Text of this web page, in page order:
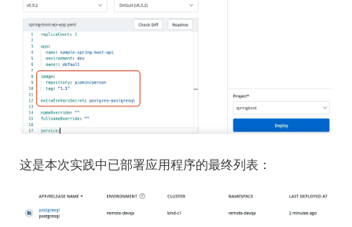
这是本次实践中已部署应用程序的最终列表：